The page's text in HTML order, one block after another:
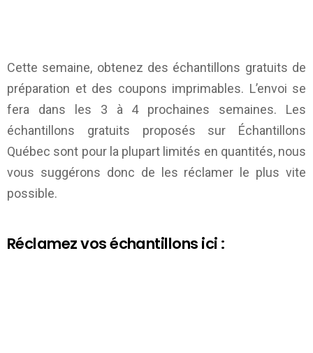
Cette semaine, obtenez des échantillons gratuits de
préparation et des coupons imprimables. L’envoi se
fera dans les 3 à 4 prochaines semaines. Les
échantillons gratuits proposés sur Échantillons
Québec sont pour la plupart limités en quantités, nous
vous suggérons donc de les réclamer le plus vite
possible.
Réclamez vos échantillons ici :